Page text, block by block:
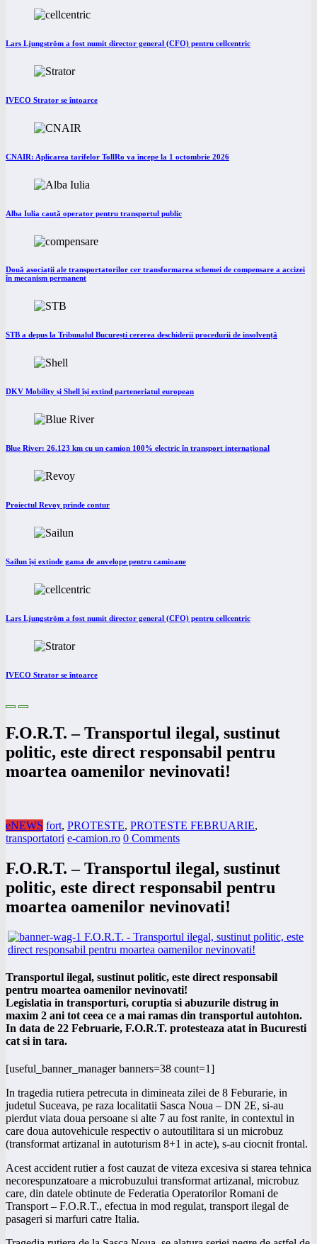
Lars Ljungström a fost numit director general (CFO) pentru cellcentric
IVECO Strator se întoarce
CNAIR: Aplicarea tarifelor TollRo va începe la 1 octombrie 2026
Alba Iulia caută operator pentru transportul public
Două asociații ale transportatorilor cer transformarea schemei de compensare a accizei
în mecanism permanent
STB a depus la Tribunalul București cererea deschiderii procedurii de insolvență
DKV Mobility și Shell își extind parteneriatul european
Blue River: 26.123 km cu un camion 100% electric în transport internațional
Proiectul Revoy prinde contur
Sailun își extinde gama de anvelope pentru camioane
Lars Ljungström a fost numit director general (CFO) pentru cellcentric
IVECO Strator se întoarce
F.O.R.T. – Transportul ilegal, sustinut
politic, este direct responsabil pentru
moartea oamenilor nevinovati!
eNEWS fort, PROTESTE, PROTESTE FEBRUARIE,
transportatori e-camion.ro 0 Comments
F.O.R.T. – Transportul ilegal, sustinut
politic, este direct responsabil pentru
moartea oamenilor nevinovati!
Transportul ilegal, sustinut politic, este direct responsabil
pentru moartea oamenilor nevinovati!
Legislatia in transporturi, coruptia si abuzurile distrug in
maxim 2 ani tot ceea ce a mai ramas din transportul autohton.
In data de 22 Februarie, F.O.R.T. protesteaza atat in Bucuresti
cat si in tara.
[useful_banner_manager banners=38 count=1]
In tragedia rutiera petrecuta in dimineata zilei de 8 Feburarie, in
judetul Suceava, pe raza localitatii Sasca Noua – DN 2E, si-au
pierdut viata doua persoane si alte 7 au fost ranite, in contextul in
care doua autovehicule respectiv o autoutilitara si un microbuz
(transformat artizanal in autoturism 8+1 in acte), s-au ciocnit frontal.
Acest accident rutier a fost cauzat de viteza excesiva si starea tehnica
necorespunzatoare a microbuzului transformat artizanal, microbuz
care, din datele obtinute de Federatia Operatorilor Romani de
Transport – F.O.R.T., efectua in mod regulat, transport ilegal de
pasageri si marfuri catre Italia.